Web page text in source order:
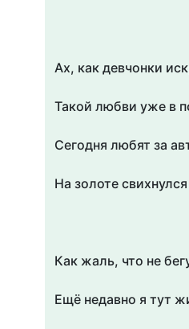
Ах, как девчонки
Такой любви уже в
Сегодня любят за
На золоте свихнулся
Как жаль, что не
Ещё недавно я тут